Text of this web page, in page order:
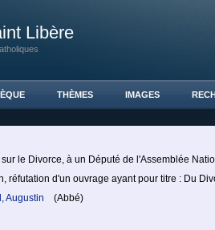
Libère
THÈMES IMAGES
sur le Divorce, à un Député de l'Assemblée
réfutation d'un ouvrage ayant pour titre : Du
Augustin
(Abbé)